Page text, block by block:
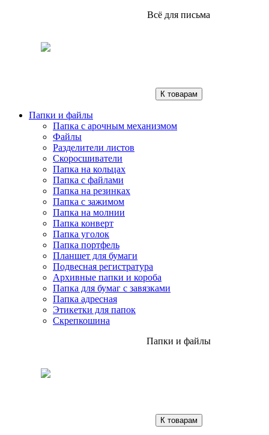
Всё для письма
К товарам
Папки и файлы
Папка с арочным механизмом
Файлы
Разделители листов
Скоросшиватели
Папка на кольцах
Папка с файлами
Папка на резинках
Папка с зажимом
Папка на молнии
Папка конверт
Папка уголок
Папка портфель
Планшет для бумаги
Подвесная регистратура
Архивные папки и короба
Папка для бумаг с завязками
Папка адресная
Этикетки для папок
Скрепкошина
Папки и файлы
К товарам